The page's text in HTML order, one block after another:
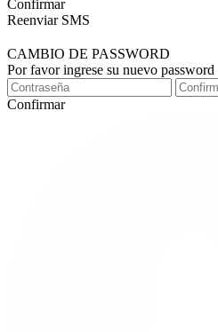
Confirmar
Reenviar SMS
CAMBIO DE PASSWORD
Por favor ingrese su nuevo password
Confirmar